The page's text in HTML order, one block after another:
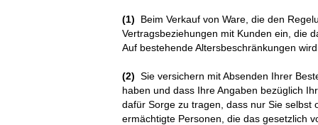
(1) Beim Verkauf von Ware, die den
Vertragsbeziehungen mit Kunden ein, die
Auf bestehende Altersbeschränkungen
(2) Sie versichern mit Absenden Ihrer
haben und dass Ihre Angaben bezüglich
dafür Sorge zu tragen, dass nur Sie
ermächtigte Personen, die das gesetzlich